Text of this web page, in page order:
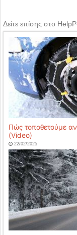
Δείτε επίσης στο
Πώς τοποθετούμε
(Video)
22/02/2025